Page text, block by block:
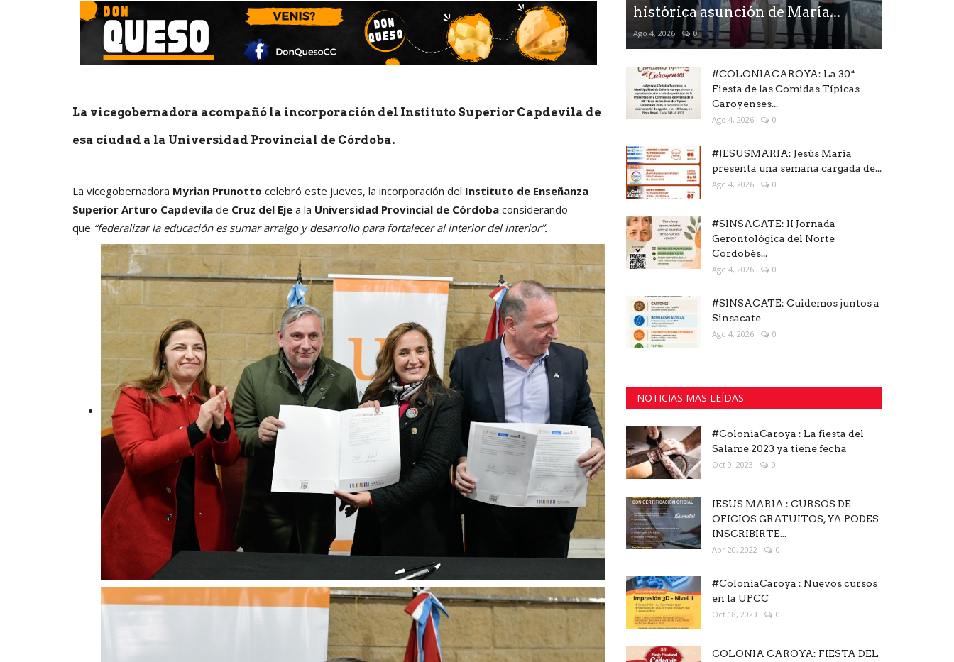
La vicegobernadora acompañó la incorporación del Instituto Superior Capdevila de
esa ciudad a la Universidad Provincial de Córdoba.
La vicegobernadora Myrian Prunotto celebró este jueves, la incorporación del Instituto de Enseñanza
Superior Arturo Capdevila de Cruz del Eje a la Universidad Provincial de Córdoba considerando
que “federalizar la educación es sumar arraigo y desarrollo para fortalecer al interior del interior”.
histórica asunción de María...
Ago 4, 2026 0
#COLONIACAROYA: La 30ª
Fiesta de las Comidas Típicas
Caroyenses...
Ago 4, 2026 0
#JESUSMARIA: Jesús María
presenta una semana cargada de...
Ago 4, 2026 0
#SINSACATE: II Jornada
Gerontológica del Norte
Cordobés...
Ago 4, 2026 0
#SINSACATE: Cuidemos juntos a
Sinsacate
Ago 4, 2026 0
NOTICIAS MAS LEÍDAS
#ColoniaCaroya : La fiesta del
Salame 2023 ya tiene fecha
Oct 9, 2023 0
JESUS MARIA : CURSOS DE
OFICIOS GRATUITOS, YA PODES
INSCRIBIRTE...
Abr 20, 2022 0
#ColoniaCaroya : Nuevos cursos
en la UPCC
Oct 18, 2023 0
COLONIA CAROYA: FIESTA DEL